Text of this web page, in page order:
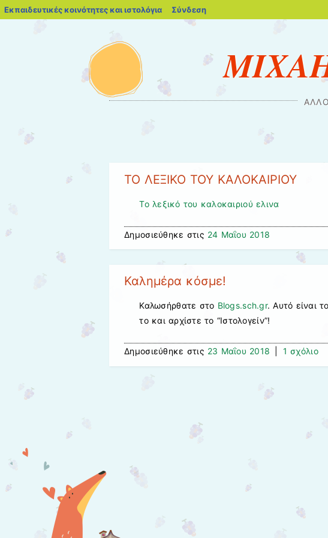
Εκπαιδευτικές κοινότητες και ιστολόγια blogs.sch.gr
Σύνδεση
ΤΟ ΛΕΞΙΚΟ ΤΟΥ ΚΑΛΟΚΑΙΡΙΟΥ
Το λεξικό του καλοκαιριού ελινα
Δημοσιεύθηκε στις 24 Μαΐου 2018
Καλημέρα κόσμε!
Καλωσήρθατε στο Blogs.sch.gr. Αυτό είναι
το και αρχίστε το “Ιστολογείν”!
Δημοσιεύθηκε στις 23 Μαΐου 2018 1 σχόλιο